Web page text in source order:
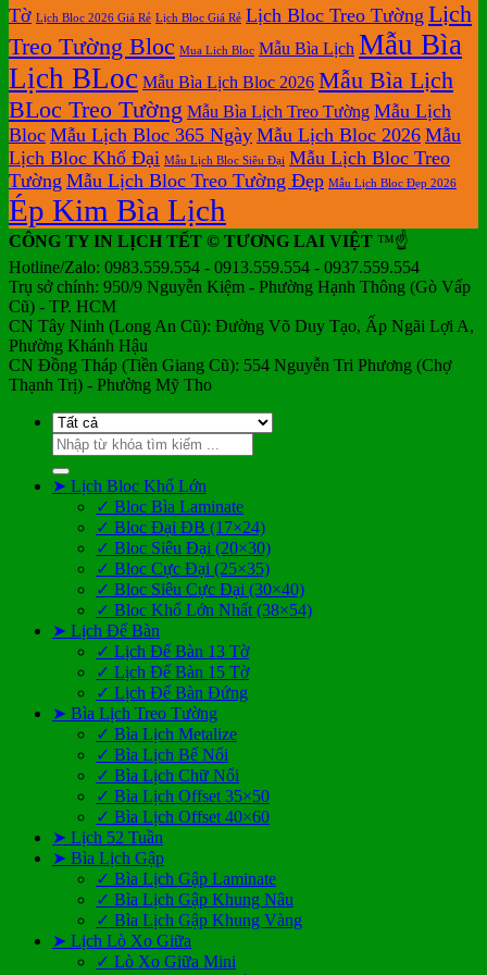
Tờ Lịch Bloc 2026 Giá Rẻ Lịch Bloc Giá Rẻ Lịch Bloc Treo Tường Lịch
Treo Tường Bloc Mua Lich Bloc Mẫu Bìa Lịch Mẫu Bìa
Lịch BLoc Mẫu Bìa Lịch Bloc 2026 Mẫu Bìa Lịch
BLoc Treo Tường Mẫu Bìa Lịch Treo Tường Mẫu Lịch
Bloc Mẫu Lịch Bloc 365 Ngày Mẫu Lịch Bloc 2026 Mẫu
Lịch Bloc Khổ Đại Mẫu Lịch Bloc Siêu Đại Mẫu Lịch Bloc Treo
Tường Mẫu Lịch Bloc Treo Tường Đẹp Mẫu Lịch Bloc Đẹp 2026
Ép Kim Bìa Lịch
CÔNG TY IN LỊCH TẾT © TƯƠNG LAI VIỆT ™☝️
Hotline/Zalo: 0983.559.554 - 0913.559.554 - 0937.559.554
Trụ sở chính: 950/9 Nguyễn Kiệm - Phường Hạnh Thông (Gò Vấp
Cũ) - TP. HCM
CN Tây Ninh (Long An Cũ): Đường Võ Duy Tạo, Ấp Ngãi Lợi A,
Phường Khánh Hậu
CN Đồng Tháp (Tiền Giang Cũ): 554 Nguyễn Tri Phương (Chợ
Thạnh Trị) - Phường Mỹ Tho
Tìm
kiếm:
➤ Lịch Bloc Khổ Lớn
✓ Bloc Bìa Laminate
✓ Bloc Đại ĐB (17×24)
✓ Bloc Siêu Đại (20×30)
✓ Bloc Cực Đại (25×35)
✓ Bloc Siêu Cực Đại (30×40)
✓ Bloc Khổ Lớn Nhất (38×54)
➤ Lịch Để Bàn
✓ Lịch Để Bàn 13 Tờ
✓ Lịch Để Bàn 15 Tờ
✓ Lịch Để Bàn Đứng
➤ Bìa Lịch Treo Tường
✓ Bìa Lịch Metalize
✓ Bìa Lịch Bế Nổi
✓ Bìa Lịch Chữ Nổi
✓ Bìa Lịch Offset 35×50
✓ Bìa Lịch Offset 40×60
➤ Lịch 52 Tuần
➤ Bìa Lịch Gập
✓ Bìa Lịch Gập Laminate
✓ Bìa Lịch Gập Khung Nâu
✓ Bìa Lịch Gập Khung Vàng
➤ Lịch Lò Xo Giữa
✓ Lò Xo Giữa Mini